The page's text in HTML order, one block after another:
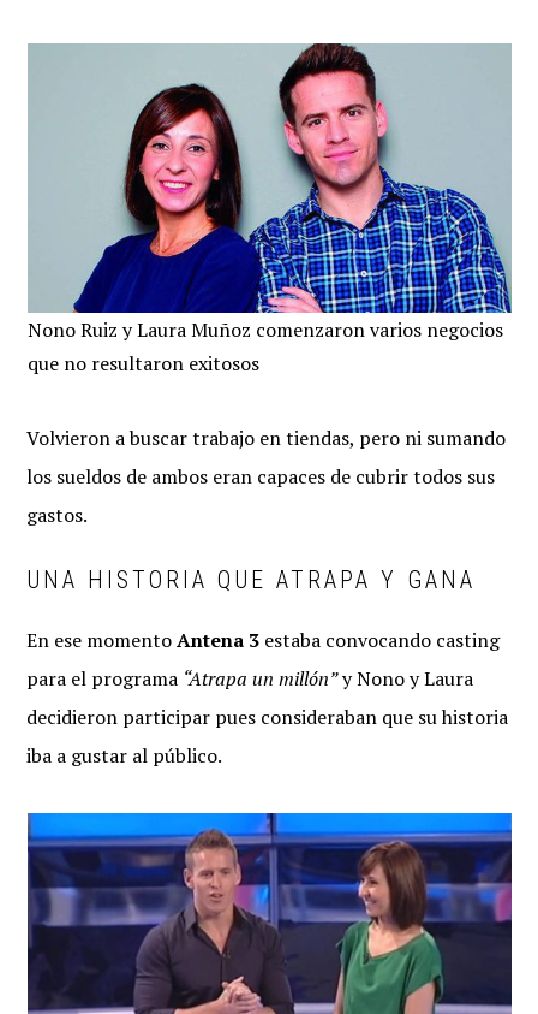
Nono Ruiz y Laura Muñoz comenzaron varios negocios
que no resultaron exitosos
Volvieron a buscar trabajo en tiendas, pero ni sumando
los sueldos de ambos eran capaces de cubrir todos sus
gastos.
UNA HISTORIA QUE ATRAPA Y GANA
En ese momentoAntena 3 estaba convocando casting
para el programa “Atrapa un millón”y Nono y Laura
decidieron participar pues consideraban que su historia
iba a gustar al público.